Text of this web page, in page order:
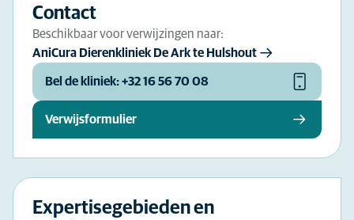
Contact
Beschikbaar voor verwijzingen naar:
AniCura Dierenkliniek De Ark te Hulshout
Bel de kliniek: +32 16 56 70 08
Verwijsformulier
Expertisegebieden en